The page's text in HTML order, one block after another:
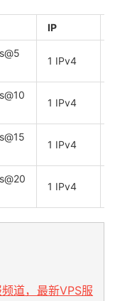
IP
1 IPv4
1 IPv4
1 IPv4
1 IPv4
道，最新VPS服